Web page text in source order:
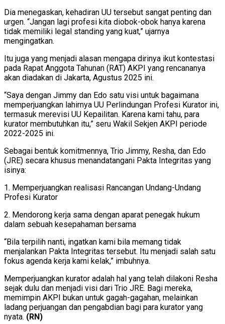
Dia menegaskan, kehadiran UU tersebut sangat penting dan
urgen. “Jangan lagi profesi kita diobok-obok hanya karena
tidak memiliki legal standing yang kuat,” ujarnya
mengingatkan.
Itu juga yang menjadi alasan mengapa dirinya ikut kontestasi
pada Rapat Anggota Tahunan (RAT) AKPI yang rencananya
akan diadakan di Jakarta, Agustus 2025 ini.
“Saya dengan Jimmy dan Edo satu visi untuk bagaimana
memperjuangkan lahirnya UU Perlindungan Profesi Kurator ini,
termasuk merevisi UU Kepailitan. Karena kami tahu, para
kurator membutuhkan itu,” seru Wakil Sekjen AKPI periode
2022-2025 ini.
Sebagai bentuk komitmennya, Trio Jimmy, Resha, dan Edo
(JRE) secara khusus menandatangani Pakta Integritas yang
isinya:
1. Memperjuangkan realisasi Rancangan Undang-Undang
Profesi Kurator
2. Mendorong kerja sama dengan aparat penegak hukum
dalam sebuah kesepahaman bersama
“Bila terpilih nanti, ingatkan kami bila memang tidak
menjalankan Pakta Integritas tersebut. Itu menjadi salah satu
fokus agenda kerja kami kelak,” imbuhnya.
Memperjuangkan kurator adalah hal yang telah dilakoni Resha
sejak dulu dan menjadi visi dari Trio JRE. Bagi mereka,
memimpin AKPI bukan untuk gagah-gagahan, melainkan
ladang perjuangan dan pengabdian bagi para kurator yang
nyata. (RN)